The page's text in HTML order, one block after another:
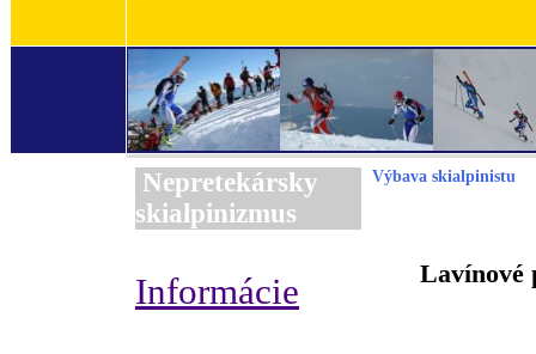
Nepretekársky
skialpinizmus
Informácie
Výbava skialpinistu
Lavínové